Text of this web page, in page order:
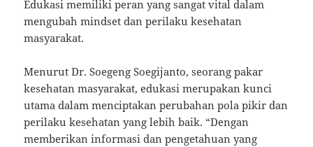
Edukasi memiliki peran yang sangat vital dalam
mengubah mindset dan perilaku kesehatan
masyarakat.
Menurut Dr. Soegeng Soegijanto, seorang pakar
kesehatan masyarakat, edukasi merupakan kunci
utama dalam menciptakan perubahan pola pikir dan
perilaku kesehatan yang lebih baik. “Dengan
memberikan informasi dan pengetahuan yang